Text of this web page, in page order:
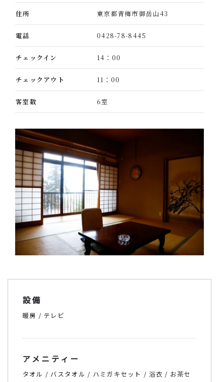
住所 東京都青梅市御岳山43
電話 0428-78-8445
チェックイン 14：00
チェックアウト 11：00
客室数 6室
設備
暖房 / テレビ
アメニティー
タオル / バスタオル / ハミガキセット / 浴衣 / お茶セ